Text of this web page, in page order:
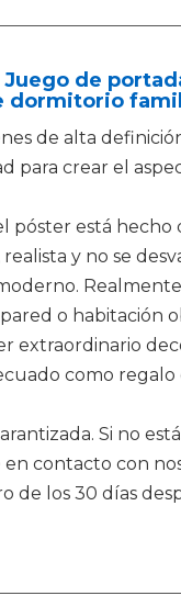
de
de alta
para crear el
póster está
y no se
o habitación
extraordinario
como
Si no
contacto con
de los 30 días